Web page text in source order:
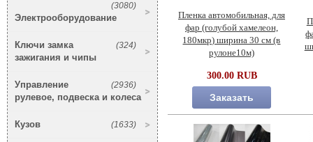
(3080)
Электрооборудование
(324)
Ключи замка
зажигания и чипы
(2936)
Управление
рулевое, подвеска и колеса
(1633)
Кузов
Пленка автомобильная, для
фар (голубой хамелеон,
180мкр) ширина 30 см (в
рулоне10м)
300.00 RUB
Заказать